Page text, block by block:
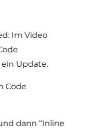
Im Video
Update.
Code
dann “Inline